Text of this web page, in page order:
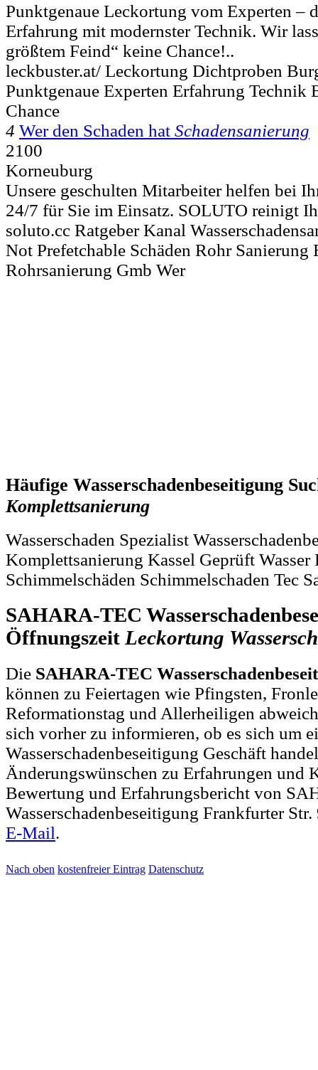
Punktgenaue Leckortung vom Experten –
Erfahrung mit modernster Technik. Wir
größtem Feind“ keine Chance!..
leckbuster.at/ Leckortung Dichtproben
Punktgenaue Experten Erfahrung Technik
Chance
4 Wer den Schaden hat Schadensanierung
2100
Korneuburg
Unsere geschulten Mitarbeiter helfen bei
24/7 für Sie im Einsatz. SOLUTO reinigt
soluto.cc Ratgeber Kanal
Not Prefetchable Schäden Rohr Sanierung
Rohrsanierung Gmb Wer
Häufige Wasserschadenbeseitigung
Komplettsanierung
Wasserschaden Spezialist
Komplettsanierung Kassel Geprüft Wasser
Schimmelschäden Schimmelschaden Tec
SAHARA-TEC
ÖffnungszeitLeckortung
Die SAHARA-TEC
können zu Feiertagen wie Pfingsten,
Reformationstag und Allerheiligen
sich vorher zu informieren, ob es sich um
Wasserschadenbeseitigung Geschäft
Änderungswünschen zu Erfahrungen und
Bewertung und Erfahrungsbericht von
Wasserschadenbeseitigung Frankfurter
E-Mail.
Nach oben kostenfreier Eintrag Datenschutz